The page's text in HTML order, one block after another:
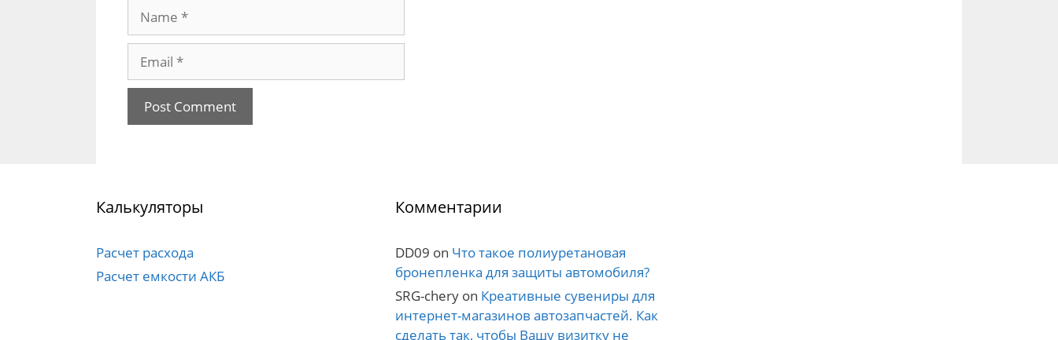
Калькуляторы
Расчет расхода
Расчет емкости АКБ
Комментарии
DD09 on Что такое полиуретановая
бронепленка для защиты автомобиля?
SRG-cheryon Креативные сувениры для
интернет-магазинов автозапчастей. Как
сделать так, чтобы Вашу визитку не